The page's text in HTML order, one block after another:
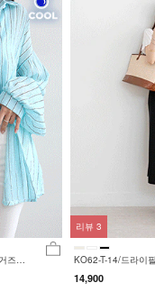
즈
KO62-T-14/드라이
14,900
리뷰 3